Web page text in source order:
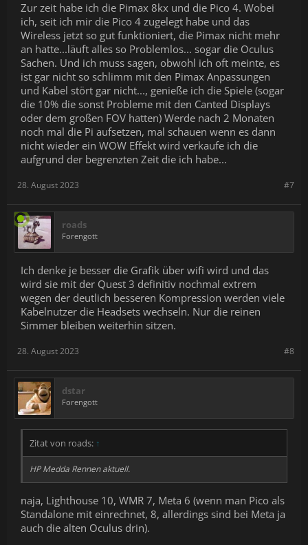
Zur zeit habe ich die Pimax 8kx und die Pico 4. Wobei
ich, seit ich mir die Pico 4 zugelegt habe und das
Wireless jetzt so gut funktioniert, die Pimax nicht mehr
an hatte...läuft alles so Problemlos... sogar die Oculus
Sachen. Und ich muss sagen, obwohl ich oft meinte, es
ist gar nicht so schlimm mit den Pimax Anpassungen
und Kabel stört gar nicht..., genieße ich die Spiele (sogar
die 10% die sonst Probleme mit den Canted Displays
oder dem großen FOV hatten) Werde nach 2 Monaten
noch mal die Pi aufsetzen, mal schauen wenn es dann
nicht wieder ein WOW Effekt wird verkaufe ich die
aufgrund der begrenzten Zeit die ich habe...
#7
28. August 2023
roads
Forengott
Ich denke je besser die Grafik über wifi wird und das
wird sie mit der Quest 3 definitiv nochmal extrem
wegen der deutlich besseren Kompression werden viele
Kabelnutzer die Headsets wechseln. Nur die reinen
Simmer bleiben weiterhin sitzen.
#8
28. August 2023
dstar
Forengott
Zitat von roads: ↑
HP Medda Rennen aktuell.
naja, Lighthouse 10, WMR 7, Meta 6 (wenn man Pico als
Standalone mit einrechnet, 8, allerdings sind bei Meta ja
auch die alten Oculus drin).